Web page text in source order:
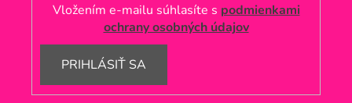
Vložením e-mailu súhlasíte s podmienkami
ochrany osobných údajov
PRIHLÁSIŤ SA